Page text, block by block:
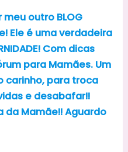
outro BLOG
Ele é uma verdadeira
Com dicas
para Mamães. Um
carinho, para troca
e desabafar!!
da Mamãe!! Aguardo